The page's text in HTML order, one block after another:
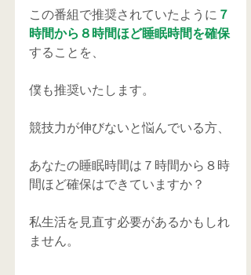
この番組で推奨されていたように ７
時間から８時間ほど睡眠時間を確保
することを、
僕も推奨いたします。
競技力が伸びないと悩んでいる方、
あなたの睡眠時間は７時間から８時
間ほど確保はできていますか？
私生活を見直す必要があるかもしれ
ません。